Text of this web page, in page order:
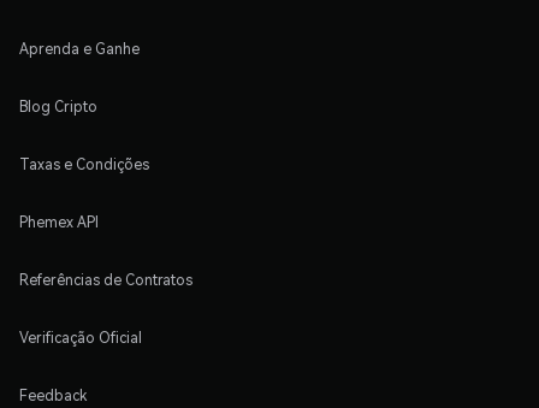
Aprenda e Ganhe
Blog Cripto
Taxas e Condições
Phemex API
Referências de Contratos
Verificação Oficial
Feedback